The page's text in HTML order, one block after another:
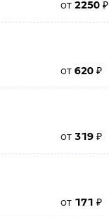
от 2250 ₽
от 620 ₽
от 319 ₽
от 171 ₽